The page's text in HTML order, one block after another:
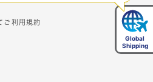
ご利用規約